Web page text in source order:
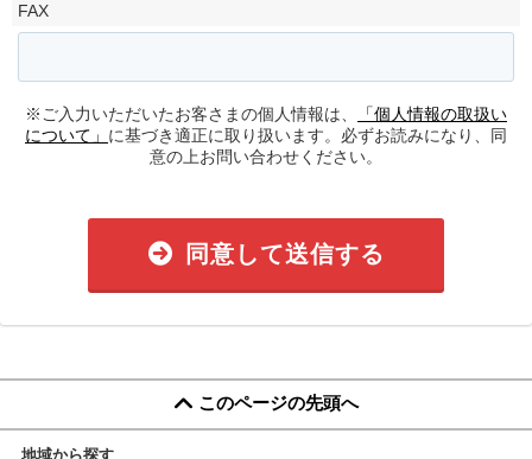
FAX
※ご入力いただいたお客さまの個人情報は、
「個人情報の取扱い
について」 に基づき適正に取り扱います。必ずお読みになり、同
意の上お問い合わせください。
同意して送信する
このページの先頭へ
地域から探す